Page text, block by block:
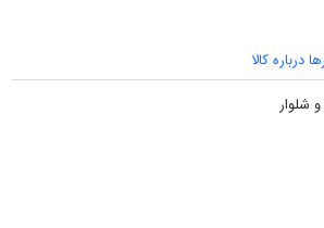
درباره کالا
شلوار